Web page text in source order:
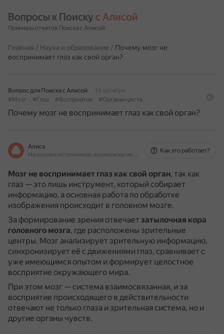
Вопросы к Поиску с Алисой
Примеры ответов Поиска с Алисой
Главная / Наука и образование / Почему мозг не
воспринимает глаз как свой орган?
Вопрос для Поиска с Алисой
14 октября
#Мозг
#Глаз #Восприятие #Органычувств
Почему мозг не воспринимает глаз как свой орган?
Алиса
На основе источников, возможны неточности
Как это работает?
Мозг не воспринимает глаз как свой орган, так как
глаз — это лишь инструмент, который собирает
информацию, а основная работа по обработке
изображения происходит в головном мозге.
За формирование зрения отвечает затылочная кора
головного мозга, где расположены зрительные
центры. Мозг анализирует зрительную информацию,
синхронизирует её с движениями глаз, сравнивает с
уже имеющимся опытом и формирует целостное
восприятие окружающего мира.
При этом мозг — система взаимосвязанная, и за
восприятие происходящего в действительности
отвечают не только глаза и зрительная система, но и
другие органы чувств.